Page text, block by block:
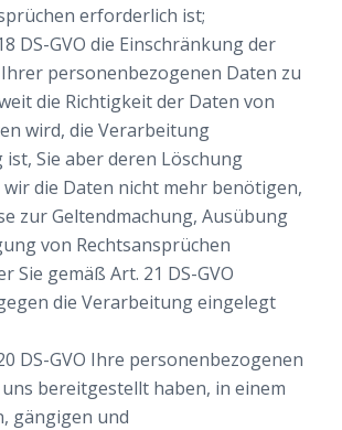
erforderlich ist;
DS-GVO die Einschränkung der
personenbezogenen Daten zu
die Richtigkeit der Daten von
wird, die Verarbeitung
Sie aber deren Löschung
die Daten nicht mehr benötigen,
zur Geltendmachung, Ausübung
von Rechtsansprüchen
Sie gemäß Art. 21 DS-GVO
die Verarbeitung eingelegt
DS-GVO Ihre personenbezogenen
uns bereitgestellt haben, in einem
gängigen und